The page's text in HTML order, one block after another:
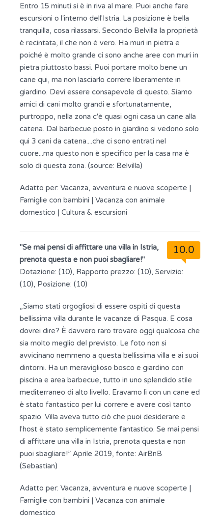
Entro 15 minuti si è in riva al mare. Puoi anche fare
escursioni o l'interno dell'Istria. La posizione è bella
tranquilla, cosa rilassarsi. Secondo Belvilla la proprietà
è recintata, il che non è vero. Ha muri in pietra e
poiché è molto grande ci sono anche aree con muri in
pietra piuttosto bassi. Puoi portare molto bene un
cane qui, ma non lasciarlo correre liberamente in
giardino. Devi essere consapevole di questo. Siamo
amici di cani molto grandi e sfortunatamente,
purtroppo, nella zona c'è quasi ogni casa un cane alla
catena. Dal barbecue posto in giardino si vedono solo
qui 3 cani da catena....che ci sono entrati nel
cuore...ma questo non è specifico per la casa ma è
solo di questa zona. (source: Belvilla)
Adatto per: Vacanza, avventura e nuove scoperte |
Famiglie con bambini | Vacanza con animale
domestico | Cultura & escursioni
10.0
"Se mai pensi di affittare una villa in Istria,
prenota questa e non puoi sbagliare!"
Dotazione: (10), Rapporto prezzo: (10), Servizio:
(10), Posizione: (10)
„Siamo stati orgogliosi di essere ospiti di questa
bellissima villa durante le vacanze di Pasqua. E cosa
dovrei dire? È davvero raro trovare oggi qualcosa che
sia molto meglio del previsto. Le foto non si
avvicinano nemmeno a questa bellissima villa e ai suoi
dintorni. Ha un meraviglioso bosco e giardino con
piscina e area barbecue, tutto in uno splendido stile
mediterraneo di alto livello. Eravamo lì con un cane ed
è stato fantastico per lui correre e avere così tanto
spazio. Villa aveva tutto ciò che puoi desiderare e
l'host è stato semplicemente fantastico. Se mai pensi
di affittare una villa in Istria, prenota questa e non
puoi sbagliare!” Aprile 2019, fonte: AirBnB
(Sebastian)
Adatto per: Vacanza, avventura e nuove scoperte |
Famiglie con bambini | Vacanza con animale
domestico